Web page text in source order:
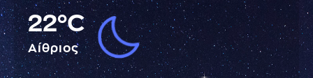
22°C
Αίθριος